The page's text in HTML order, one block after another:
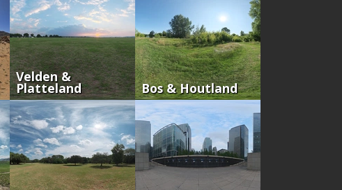
Velden &
Platteland Bos & Houtland